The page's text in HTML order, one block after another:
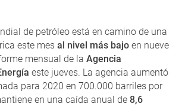
de petróleo está en camino de una
este mes al nivel más bajo en nueve
mensual de la Agencia
este jueves. La agencia aumentó
para 2020 en 700.000 barriles por
en una caída anual de 8,6